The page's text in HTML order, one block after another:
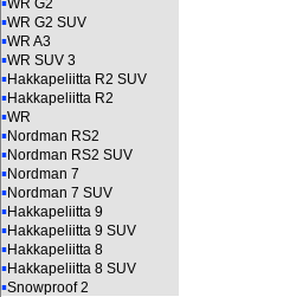
WR G2
▪WR G2 SUV
▪WR A3
▪WR SUV 3
▪Hakkapeliitta R2 SUV
▪Hakkapeliitta R2
▪WR
▪Nordman RS2
▪Nordman RS2 SUV
▪Nordman 7
▪Nordman 7 SUV
▪Hakkapeliitta 9
▪Hakkapeliitta 9 SUV
▪Hakkapeliitta 8
▪Hakkapeliitta 8 SUV
▪Snowproof 2